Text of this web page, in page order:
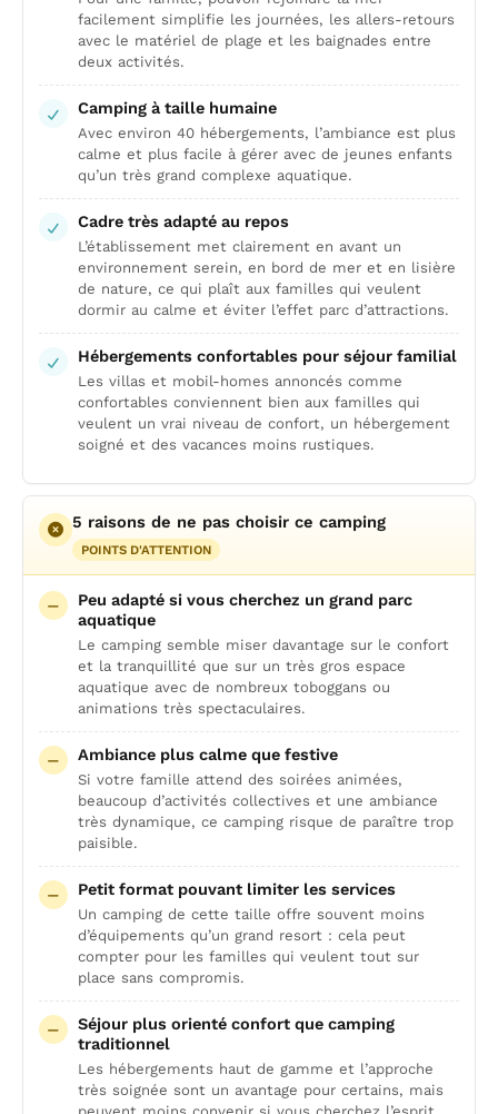
facilement simplifie les journées, les allers-retours
avec le matériel de plage et les baignades entre
deux activités.
Camping à taille humaine
Avec environ 40 hébergements, l’ambiance est plus
calme et plus facile à gérer avec de jeunes enfants
qu’un très grand complexe aquatique.
Cadre très adapté au repos
L’établissement met clairement en avant un
environnement serein, en bord de mer et en lisière
de nature, ce qui plaît aux familles qui veulent
dormir au calme et éviter l’effet parc d’attractions.
Hébergements confortables pour séjour familial
Les villas et mobil-homes annoncés comme
confortables conviennent bien aux familles qui
veulent un vrai niveau de confort, un hébergement
soigné et des vacances moins rustiques.
5 raisons de ne pas choisir ce camping
POINTS D'ATTENTION
Peu adapté si vous cherchez un grand parc
aquatique
Le camping semble miser davantage sur le confort
et la tranquillité que sur un très gros espace
aquatique avec de nombreux toboggans ou
animations très spectaculaires.
Ambiance plus calme que festive
Si votre famille attend des soirées animées,
beaucoup d’activités collectives et une ambiance
très dynamique, ce camping risque de paraître trop
paisible.
Petit format pouvant limiter les services
Un camping de cette taille offre souvent moins
d’équipements qu’un grand resort : cela peut
compter pour les familles qui veulent tout sur
place sans compromis.
Séjour plus orienté confort que camping
traditionnel
Les hébergements haut de gamme et l’approche
très soignée sont un avantage pour certains, mais